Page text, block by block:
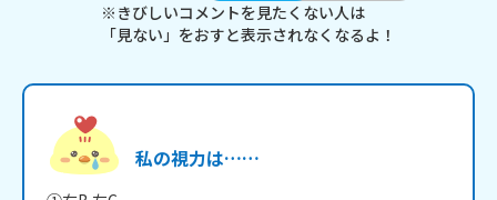
※きびしいコメントを見たくない人は
「見ない」をおすと表示されなくなるよ！
私の視力は……